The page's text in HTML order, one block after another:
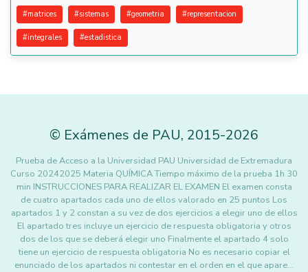
#matrices #sistemas #geometria #representacion
#integrales #estadistica
© Exámenes de PAU, 2015-2026
Prueba de Acceso a la Universidad PAU Universidad de Extremadura
Curso 20242025 Materia QUÍMICA Tiempo máximo de la prueba 1h 30
min INSTRUCCIONES PARA REALIZAR EL EXAMEN El examen consta
de cuatro apartados cada uno de ellos valorado en 25 puntos Los
apartados 1 y 2 constan a su vez de dos ejercicios a elegir uno de ellos
El apartado tres incluye un ejercicio de respuesta obligatoria y otros
dos de los que se deberá elegir uno Finalmente el apartado 4 solo
tiene un ejercicio de respuesta obligatoria No es necesario copiar el
enunciado de los apartados ni contestar en el orden en el que apare…